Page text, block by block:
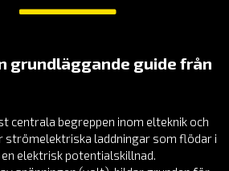
grundläggande guide från
centrala begreppen inom elteknik och
strömelektriska laddningar som flödar i
elektrisk potentialskillnad.